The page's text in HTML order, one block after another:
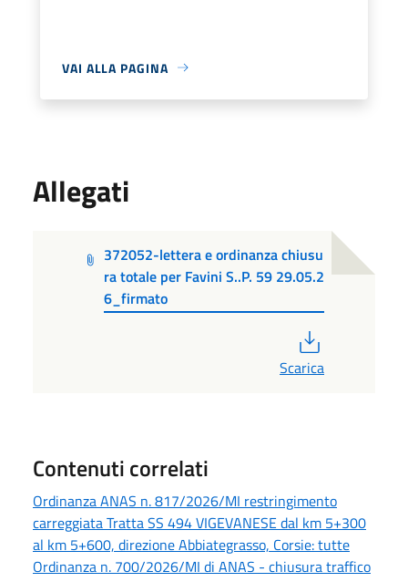
VAI ALLA PAGINA
Allegati
372052-lettera e ordinanza chiusu
ra totale per Favini S..P. 59 29.05.2
6_firmato
Scarica
Contenuti correlati
Ordinanza ANAS n. 817/2026/MI restringimento
carreggiata Tratta SS 494 VIGEVANESE dal km 5+300
al km 5+600, direzione Abbiategrasso, Corsie: tutte
Ordinanza n. 700/2026/MI di ANAS - chiusura traffico